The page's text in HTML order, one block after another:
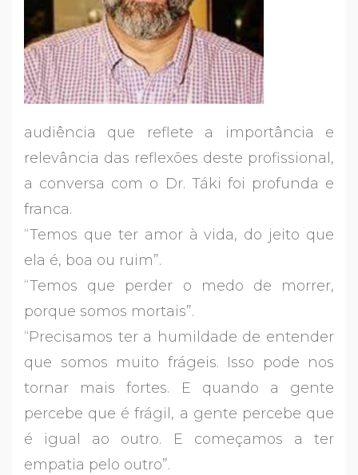
audiência que reflete a importância e
relevância das reflexões deste profissional,
a conversa com o Dr. Táki foi profunda e
franca.
“Temos que ter amor à vida, do jeito que
ela é, boa ou ruim”.
“Temos que perder o medo de morrer,
porque somos mortais”.
“Precisamos ter a humildade de entender
que somos muito frágeis. Isso pode nos
tornar mais fortes. E quando a gente
percebe que é frágil, a gente percebe que
é igual ao outro. E começamos a ter
empatia pelo outro”.